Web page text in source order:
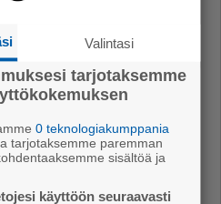
Hyvelä välille
ilmanvaihtopalvelut
poimia kukkia
Valintasi
tarjotaksemme
0 teknologiakumppania
tarjotaksemme paremman
sisältöä ja
käyttöön seuraavasti